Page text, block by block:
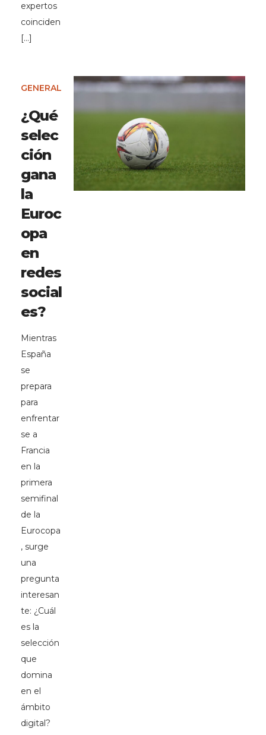
expertos
coinciden
[…]
GENERAL
¿Qué
selec
ción
gana
la
Euroc
opa
en
redes
social
es?
Mientras
España
se
prepara
para
enfrentar
se a
Francia
en la
primera
semifinal
de la
Eurocopa
, surge
una
pregunta
interesan
te: ¿Cuál
es la
selección
que
domina
en el
ámbito
digital?